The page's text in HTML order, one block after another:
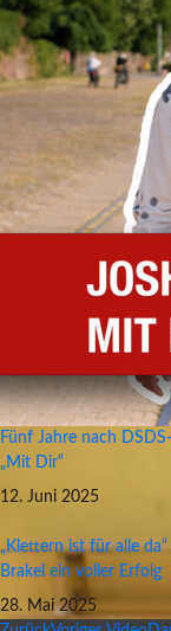
Fünf Jahre nach
„Mit Dir“
12. Juni 2025
„Klettern ist für alle
Brakel ein voller Erfolg
28. Mai 2025